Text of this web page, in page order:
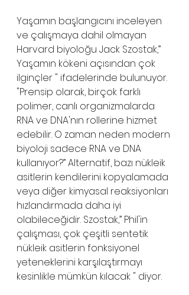
Yaşamın başlangıcını inceleyen
ve çalışmaya dahil olmayan
Harvard biyoloğu Jack Szostak,”
Yaşamın kökeni açısından çok
ilginçler " ifadelerinde bulunuyor.
"Prensip olarak, birçok farklı
polimer, canlı organizmalarda
RNA ve DNA'nın rollerine hizmet
edebilir. O zaman neden modern
biyoloji sadece RNA ve DNA
kullanıyor?” Alternatif, bazı nükleik
asitlerin kendilerini kopyalamada
veya diğer kimyasal reaksiyonları
hızlandırmada daha iyi
olabileceğidir. Szostak,” Phil'in
çalışması, çok çeşitli sentetik
nükleik asitlerin fonksiyonel
yeteneklerini karşılaştırmayı
kesinlikle mümkün kılacak " diyor.